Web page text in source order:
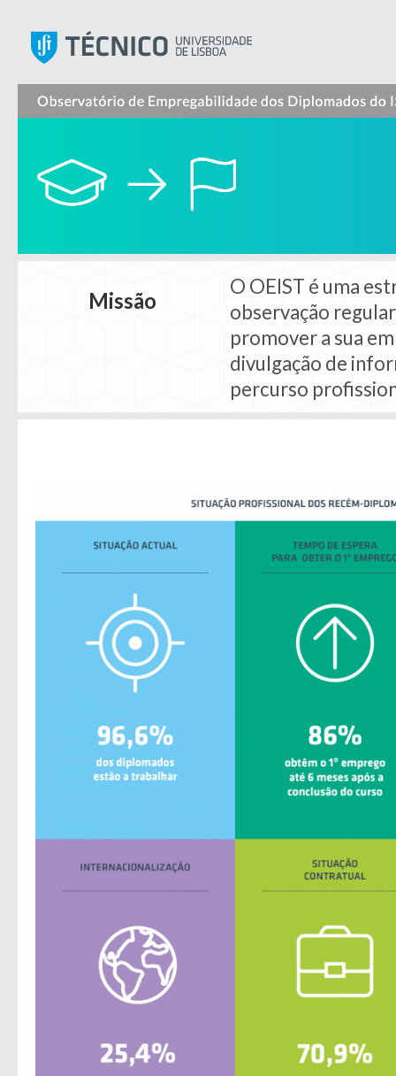
Missão
O OEIST é uma
observação
promover a sua
divulgação de
percurso